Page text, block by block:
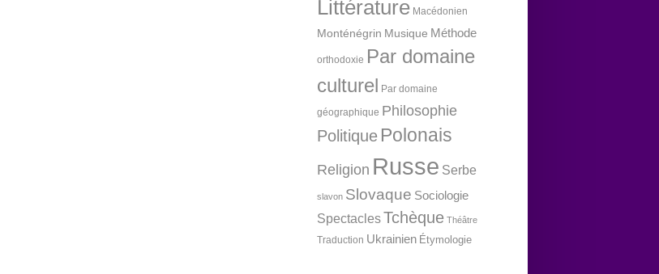
Littérature Macédonien
Monténégrin Musique Méthode
orthodoxie Par domaine
culturel Par domaine
géographique Philosophie
Politique Polonais
Religion Russe Serbe
slavon Slovaque Sociologie
SpectaclesTchèque Théâtre
Traduction Ukrainien Étymologie